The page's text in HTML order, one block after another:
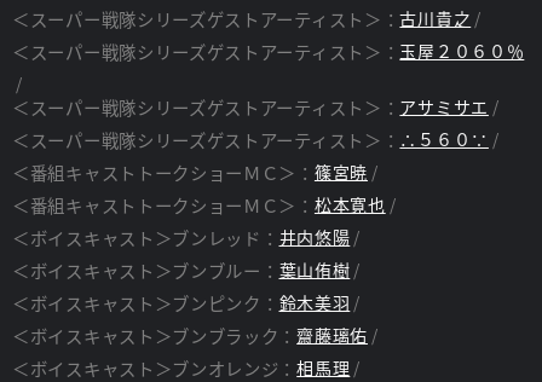
＜スーパー戦隊シリーズゲストアーティスト＞：古川貴之
＜スーパー戦隊シリーズゲストアーティスト＞： 玉屋２０６０％
＜スーパー戦隊シリーズゲストアーティスト＞： アサミサエ
＜スーパー戦隊シリーズゲストアーティスト＞： ∴５６０∵
＜番組キャストトークショーＭＣ＞： 篠宮暁
＜番組キャストトークショーＭＣ＞： 松本寛也
＜ボイスキャスト＞ブンレッド： 井内悠陽
＜ボイスキャスト＞ブンブルー： 葉山侑樹
＜ボイスキャスト＞ブンピンク： 鈴木美羽
＜ボイスキャスト＞ブンブラック：齋藤璃佑
＜ボイスキャスト＞ブンオレンジ：相馬理